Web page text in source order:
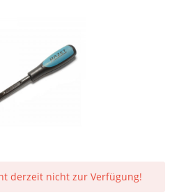
derzeit nicht zur Verfügung!